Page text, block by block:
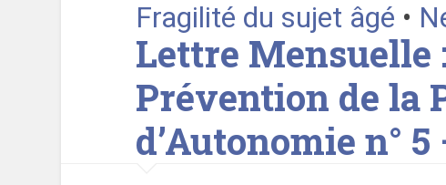
Fragilité du sujet âgé •
Lettre Mensuelle
Prévention de la
d’Autonomie n°